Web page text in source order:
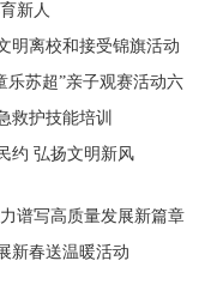
新人
明离校和接受锦旗活动
乐苏超”亲子观赛活动六
救护技能培训
约 弘扬文明新风
谱写高质量发展新篇章
新春送温暖活动